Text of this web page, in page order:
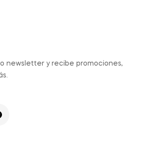
newsletter y recibe promociones,